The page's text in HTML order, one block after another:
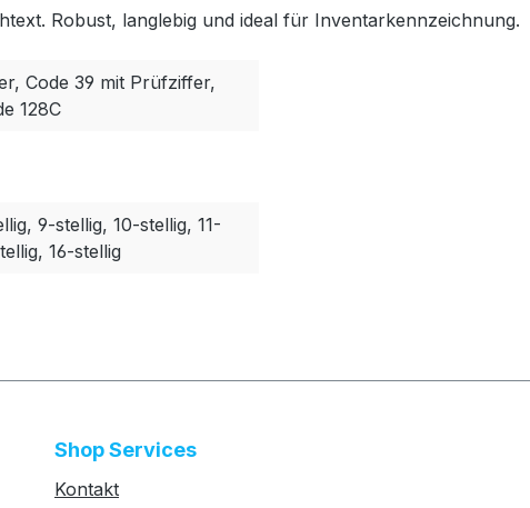
Robust, langlebig und ideal für Inventarkennzeichnung.
Code 39 mit Prüfziffer,
128C
9-stellig, 10-stellig, 11-
16-stellig
Shop Services
Kontakt